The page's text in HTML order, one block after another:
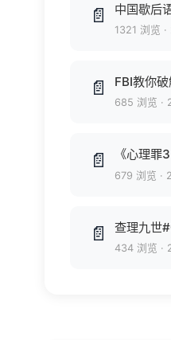
📄 中国歇后
1321 浏览 ·
📄 FBI教你
685 浏览 ·
📄 《心理
679 浏览 ·
📄 查理九世
434 浏览 ·